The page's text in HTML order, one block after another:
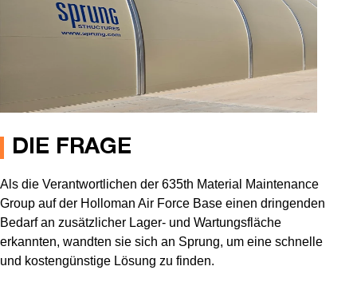
DIE FRAGE
Als die Verantwortlichen der 635th Material Maintenance
Group auf der Holloman Air Force Base einen dringenden
Bedarf an zusätzlicher Lager- und Wartungsfläche
erkannten, wandten sie sich an Sprung, um eine schnelle
und kostengünstige Lösung zu finden.